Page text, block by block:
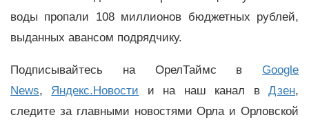
воды пропали 108 миллионов бюджетных рублей,
выданных авансом подрядчику.
Подписывайтесь на ОрелТаймс в Google
News, Яндекс.Новости и на наш канал вДзен,
следите за главными новостями Орла и Орловской